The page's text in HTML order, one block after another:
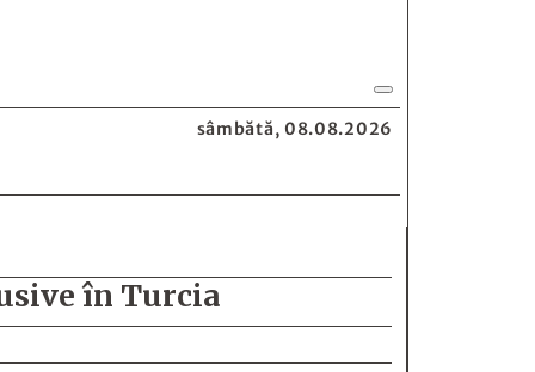
sâmbătă, 08.08.2026
în Turcia